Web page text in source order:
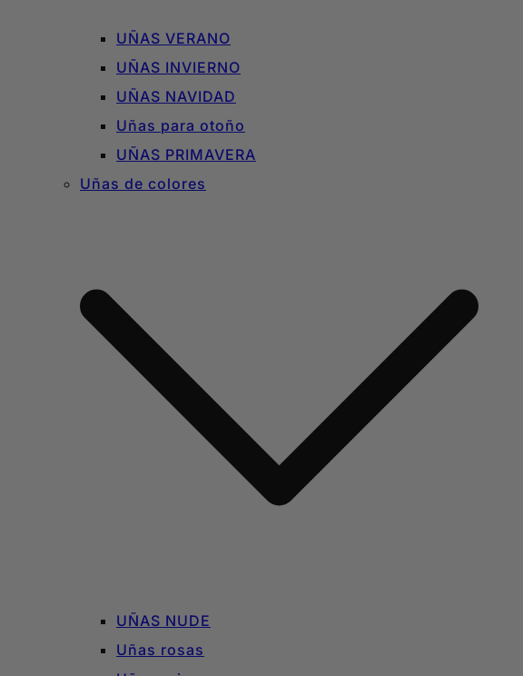
UÑAS VERANO
UÑAS INVIERNO
UÑAS NAVIDAD
Uñas para otoño
UÑAS PRIMAVERA
Uñas de colores
UÑAS NUDE
Uñas rosas